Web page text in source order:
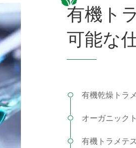
有機ト
可能な
有機乾燥トラ
オーガニック
有機トラメテ